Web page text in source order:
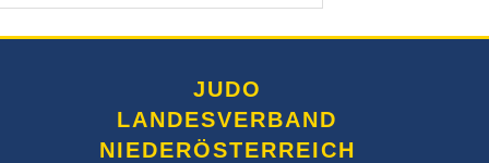
JUDO
LANDESVERBAND
NIEDERÖSTERREICH